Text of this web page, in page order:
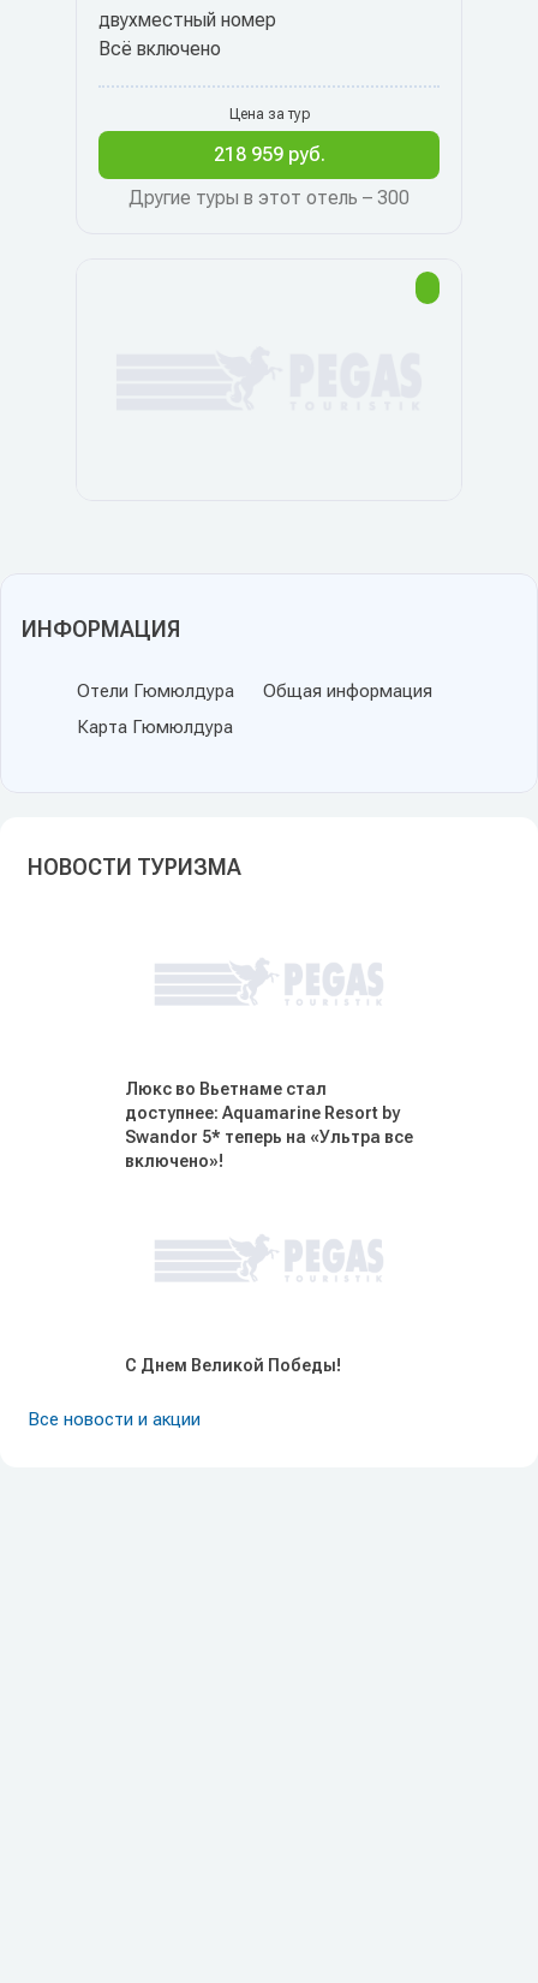
ИНФОРМАЦИЯ
Отели Гюмюлдура
Общая информация
Карта Гюмюлдура
НОВОСТИ ТУРИЗМА
Люкс во Вьетнаме стал
доступнее: Aquamarine Resort by
Swandor 5* теперь на «Ультра все
включено»!
С Днем Великой Победы!
Все новости и акции
двухместный номер
Всё включено
Другие туры в этот отель – 300
Цена за тур
218 959 руб.